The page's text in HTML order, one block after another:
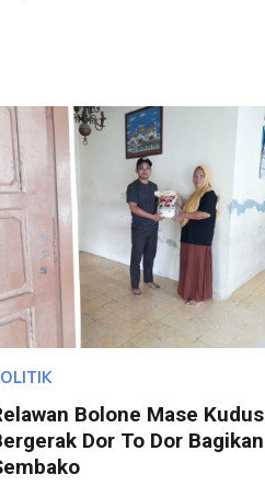
Bolone Mase Kudus
Dor To Dor Bagikan